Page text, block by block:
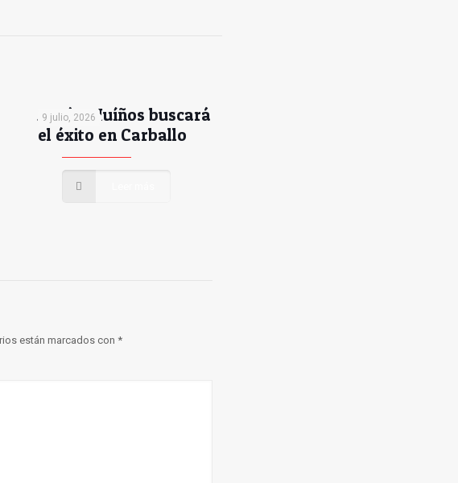
9 julio, 2026
Antón Muíños buscará
el éxito en Carballo
están marcados con *